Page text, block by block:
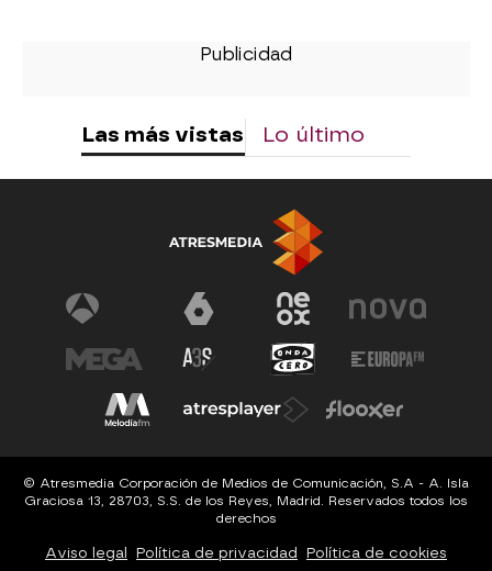
Las más vistas Lo último
© Atresmedia Corporación de Medios de Comunicación, S.A - A. Isla
Graciosa 13, 28703, S.S. de los Reyes, Madrid. Reservados todos los
derechos
Aviso legal Política de privacidad Política de cookies